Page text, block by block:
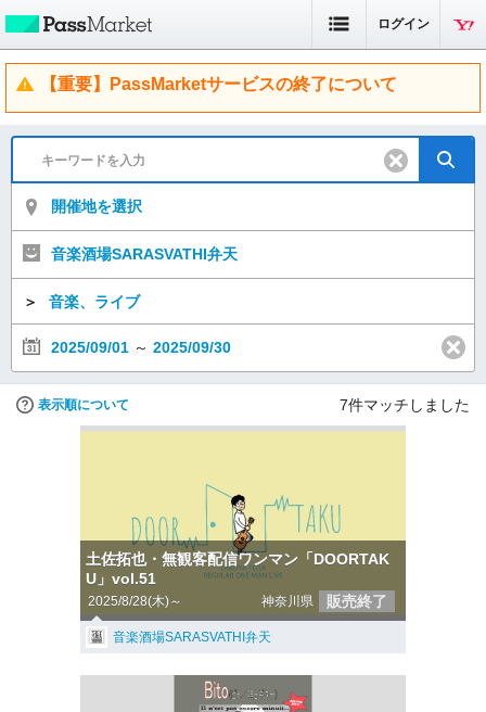
ログイン
【重要】PassMarketサービスの終了について
開催地を選択
音楽酒場SARASVATHI弁天
＞ 音楽、ライブ
2025/09/01 ～ 2025/09/30
表示順について 7件マッチしました
土佐拓也・無観客配信ワンマン「DOORTAK
U」vol.51
2025/8/28(木)～ 神奈川県 販売終了
音楽酒場SARASVATHI弁天